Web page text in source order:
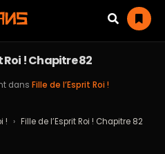
Roi ! Chapitre 82
dans Fille de l’Esprit Roi !
! › Fille de l’Esprit Roi ! Chapitre 82